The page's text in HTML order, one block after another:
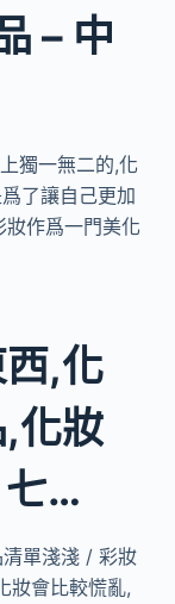
– 中
獨一無二的,化
了讓自己更加
妝作爲一門美化
,化
化妝
七…
單淺淺 / 彩妝
妝會比較慌亂,